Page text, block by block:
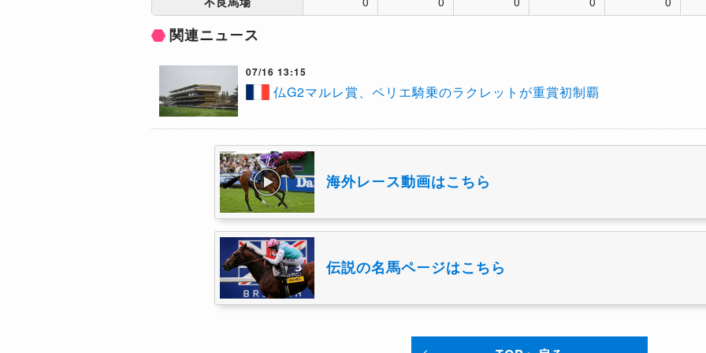
関連ニュース
07/16 13:15
仏G2マルレ賞、ペリエ騎乗のラクレットが重賞初制覇
海外レース動画はこちら
伝説の名馬ページはこちら